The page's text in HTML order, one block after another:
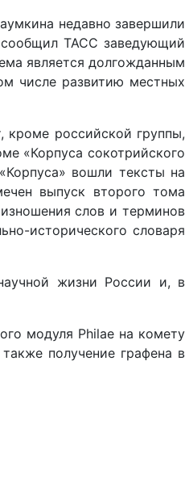
недавно завершили
сообщил ТАСС заведующий
является долгожданным
числе развитию местных
кроме российской группы,
«Корпуса сокотрийского
вошли тексты на
выпуск второго тома
слов и терминов
исторического словаря
жизни России и, в
модуля Philae на комету
получение графена в